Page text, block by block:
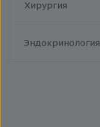
Хирургия
Эндокринология